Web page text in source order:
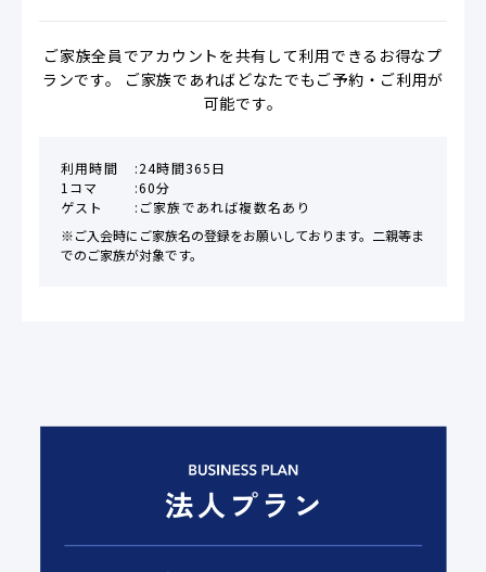
ご家族全員でアカウントを共有して利用できるお得なプ
ランです。 ご家族であればどなたでもご予約・ご利用が
可能です。
利用時間
24時間365日
1コマ
60分
ゲスト
ご家族であれば複数名あり
※ご入会時にご家族名の登録をお願いしております。二親等ま
でのご家族が対象です。